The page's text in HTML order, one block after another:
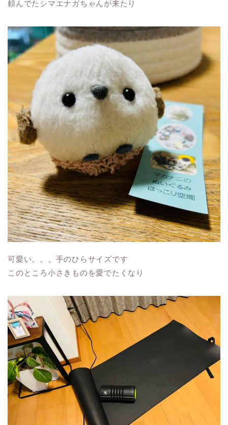
頼んでたシマエナガちゃんが来たり
可愛い。。。手のひらサイズです
このところ小さきものを愛でたくなり